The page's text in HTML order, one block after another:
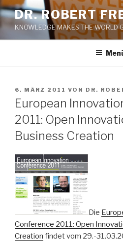
Zum
Inhalt
springen
DR. ROBERT
KNOWLEDGE MAKES THE WORLD
VERÖFFENTLICHT
AM
6. MÄRZ 2011 VON DR.
European
2011: Open
Business Creation
Die
Conference 2011: Open
Creation findet vom 29.-